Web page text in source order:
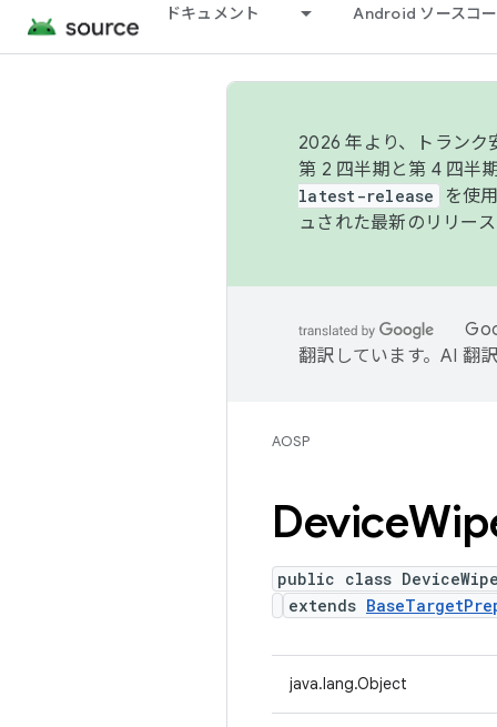
ドキュメント Android ソースコ
2026 年より、トランク
第 2 四半期と第 4 四半
latest-release
を使
ュされた最新のリリー
翻訳しています。AI 翻
AOSP
Device
public class
extends
java.lang.Object